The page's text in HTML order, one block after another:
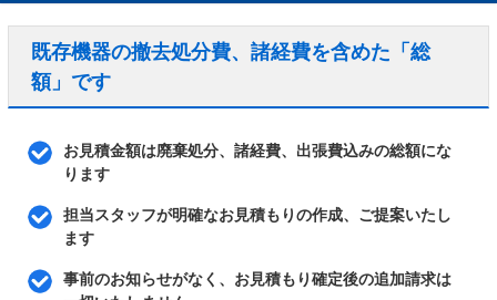
既存機器の撤去処分費、諸経費を含めた「総
額」です
お見積金額は廃棄処分、諸経費、出張費込みの総額にな
ります
担当スタッフが明確なお見積もりの作成、ご提案いたし
ます
事前のお知らせがなく、お見積もり確定後の追加請求は